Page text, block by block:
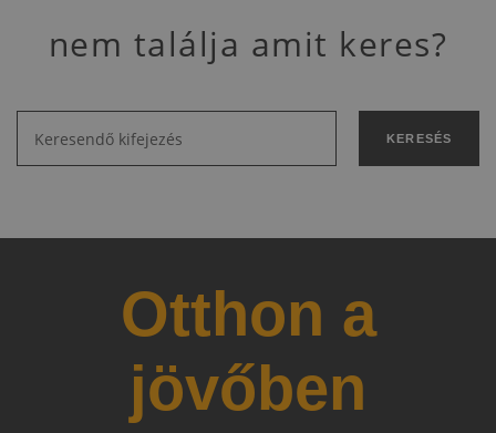
nem találja amit keres?
KERESÉS
Otthon a
jövőben